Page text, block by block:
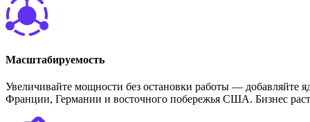
Масштабируемость
Увеличивайте мощности без остановки работы — добавляйте
Франции, Германии и восточного побережья США. Бизнес